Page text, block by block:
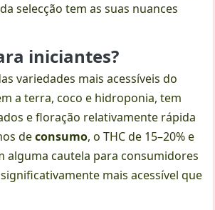
selecção tem as suas nuances
iniciantes?
variedades mais acessíveis do
a terra, coco e hidroponia, tem
e floração relativamente rápida
deconsumo, o THC de 15–20% e
cautela para consumidores
mais acessível que